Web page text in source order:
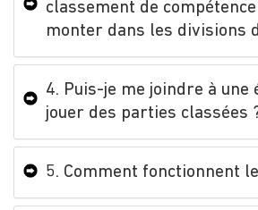
classement de compétence
monter dans les divisions
4. Puis-je me joindre à une
jouer des parties classées
5. Comment fonctionnent